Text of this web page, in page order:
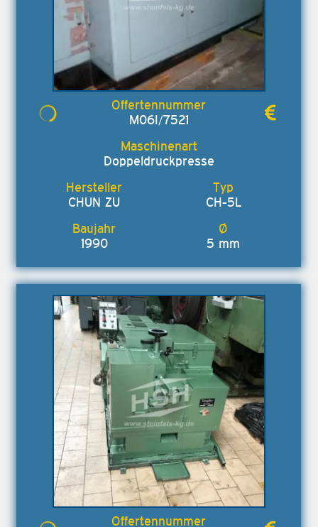
M06I/7521
Doppeldruckpresse
CHUN ZU CH-5L
1990 5 mm